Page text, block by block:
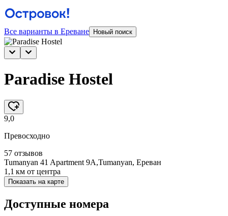
Все варианты в Ереване Новый поиск
Paradise Hostel
9,0
Превосходно
57 отзывов
Tumanyan 41 Apartment 9A,Tumanyan, Ереван
1,1 км от центра
Показать на карте
Доступные номера